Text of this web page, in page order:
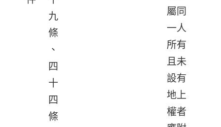
九
條
、
四
十
四
條
屬同
一人
所有
且未
設有
地上
權者